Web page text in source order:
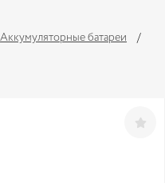
Аккумуляторные батареи